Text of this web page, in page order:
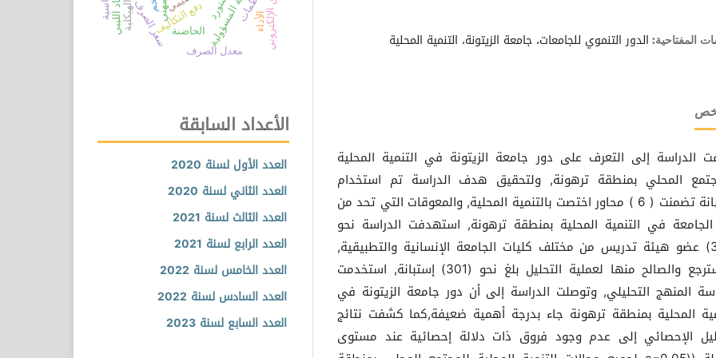
المفتاحية: الدور التنموي للجامعات، جامعة الزيتونة، التنمية المحلية
الدراسة إلى التعرف على دور جامعة الزيتونة في التنمية المحلية
المحلي بمنطقة ترهونة, ولتحقيق هدف الدراسة تم استخدام
إستبانة تضمنت ( 6 ) محاور اختصت بالتنمية المحلية, والمعوقات التي تحد من
في التنمية المحلية بمنطقة ترهونة, استهدفت الدراسة نحو
(341) عضو هيئة تدريس من مختلف كليات الجامعة الإنسانية والتطبيقية,
المسترجع والصالح منها لعملية التحليل بلغ نحو (301) إستبانة, استخدمت
المنهج التحليلي, وتوصلت الدراسة إلى أن دور جامعة الزيتونة في
المحلية بمنطقة ترهونة جاء بدرجة أهمية ضعيفة,كما كشفت نتائج
الإحصائي إلى عدم وجود فروق ذات دلالة إحصائية عند مستوى
دفع التكاليفسعر الصرف
معدل الصرف
الحاضنة الأداء
الأعداد السابقة
العدد الأول لسنة 2020
العدد الثاني لسنة 2020
العدد الثالث لسنة 2021
العدد الرابع لسنة 2021
العدد الخامس لسنة 2022
العدد السادس لسنة 2022
العدد السابع لسنة 2023